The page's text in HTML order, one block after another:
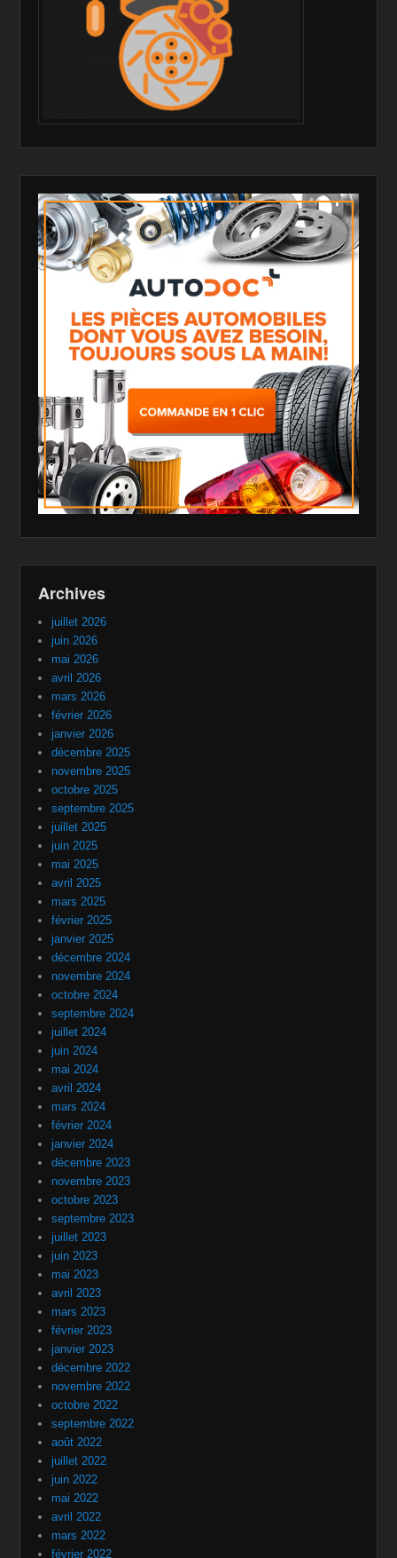
Archives
juillet 2026
juin 2026
mai 2026
avril 2026
mars 2026
février 2026
janvier 2026
décembre 2025
novembre 2025
octobre 2025
septembre 2025
juillet 2025
juin 2025
mai 2025
avril 2025
mars 2025
février 2025
janvier 2025
décembre 2024
novembre 2024
octobre 2024
septembre 2024
juillet 2024
juin 2024
mai 2024
avril 2024
mars 2024
février 2024
janvier 2024
décembre 2023
novembre 2023
octobre 2023
septembre 2023
juillet 2023
juin 2023
mai 2023
avril 2023
mars 2023
février 2023
janvier 2023
décembre 2022
novembre 2022
octobre 2022
septembre 2022
août 2022
juillet 2022
juin 2022
mai 2022
avril 2022
mars 2022
février 2022